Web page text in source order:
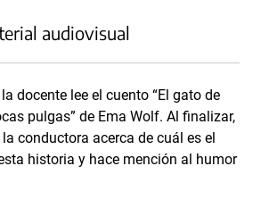
audiovisual
docente lee el cuento “El gato de
pulgas” de Ema Wolf. Al finalizar,
conductora acerca de cuál es el
historia y hace mención al humor